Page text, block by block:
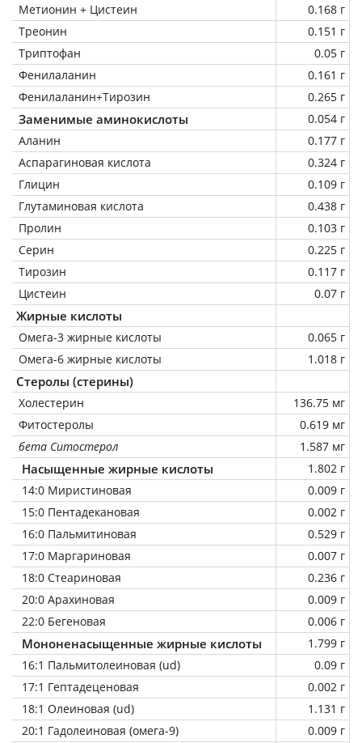
Метионин + Цистеин
0.168 г
Треонин
0.151 г
Триптофан
0.05 г
Фенилаланин
0.161 г
Фенилаланин+Тирозин
0.265 г
Заменимые аминокислоты
0.054 г
Аланин
0.177 г
Аспарагиновая кислота
0.324 г
Глицин
0.109 г
Глутаминовая кислота
0.438 г
Пролин
0.103 г
Серин
0.225 г
Тирозин
0.117 г
Цистеин
0.07 г
Жирные кислоты
Омега-3 жирные кислоты
0.065 г
Омега-6 жирные кислоты
1.018 г
Стеролы (стерины)
Холестерин
136.75 мг
Фитостеролы
0.619 мг
бета Ситостерол
1.587 мг
Насыщенные жирные кислоты
1.802 г
14:0 Миристиновая
0.009 г
15:0 Пентадекановая
0.002 г
16:0 Пальмитиновая
0.529 г
17:0 Маргариновая
0.007 г
18:0 Стеариновая
0.236 г
20:0 Арахиновая
0.009 г
22:0 Бегеновая
0.006 г
Мононенасыщенные жирные кислоты
1.799 г
16:1 Пальмитолеиновая (ud)
0.09 г
17:1 Гептадеценовая
0.002 г
18:1 Олеиновая (ud)
1.131 г
20:1 Гадолеиновая (омега-9)
0.009 г